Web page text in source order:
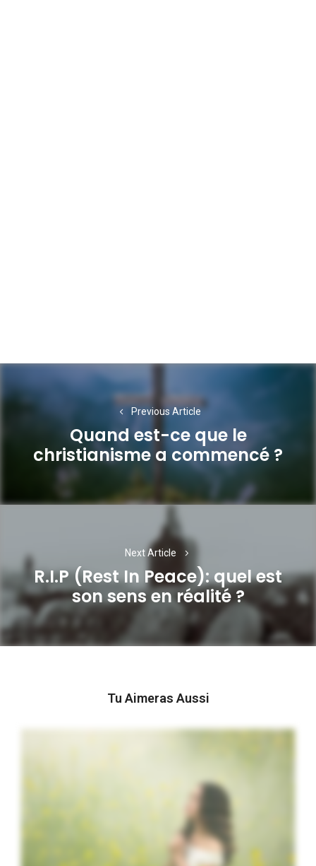
Navigation
de
l’article
Previous Article
Previous
post:
Quand est-ce que le
christianisme a commencé ?
Next Article
Next
post:
R.I.P (Rest In Peace): quel est
son sens en réalité ?
Tu Aimeras Aussi